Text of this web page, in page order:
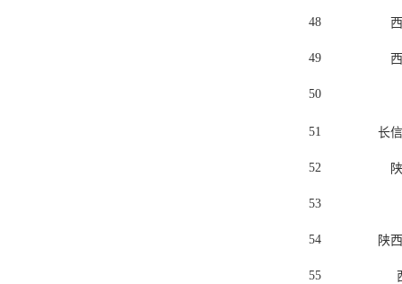
48
49
50
51 长
52
53
54 陕
55